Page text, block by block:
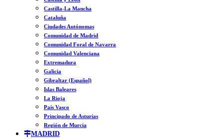
Castilla-La Mancha
Cataluña
Ciudades Autónomas
Comunidad de Madrid
Comunidad Foral de Navarra
Comunidad Valenciana
Extremadura
Galicia
Gibraltar (Español)
Islas Baleares
La Rioja
País Vasco
Principado de Asturias
Región de Murcia
MADRID